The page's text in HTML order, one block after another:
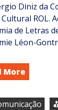
Diniz da
ROL.
de Letras
Léon-
More